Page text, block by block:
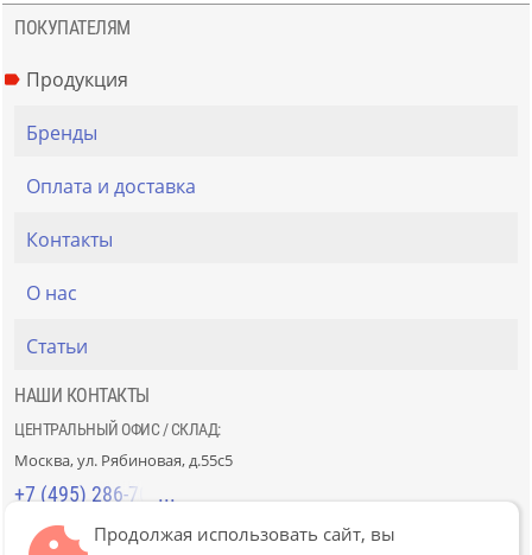
ПОКУПАТЕЛЯМ
Продукция
Бренды
Оплата и доставка
Контакты
О нас
Статьи
НАШИ КОНТАКТЫ
ЦЕНТРАЛЬНЫЙ ОФИС / СКЛАД:
Москва, ул. Рябиновая, д.55с5
+7 (495) 286-70-40
СТРОЙРЫНОК «СЛАВЯНСКИЙ МИР»:
Продолжая использовать сайт, вы